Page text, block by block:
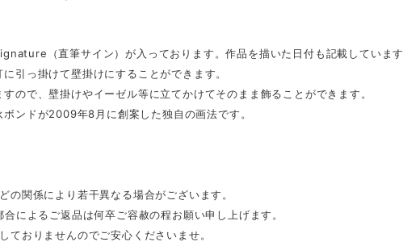
（直筆サイン）が入っております。作品を描いた日付も記載しています
引っ掛けて壁掛けにすることができます。
ので、壁掛けやイーゼル等に立てかけてそのまま飾ることができます。
ンドが2009年8月に創案した独自の画法です。
の関係により若干異なる場合がございます。
によるご返品は何卒ご容赦の程お願い申し上げます。
ておりませんのでご安心くださいませ。